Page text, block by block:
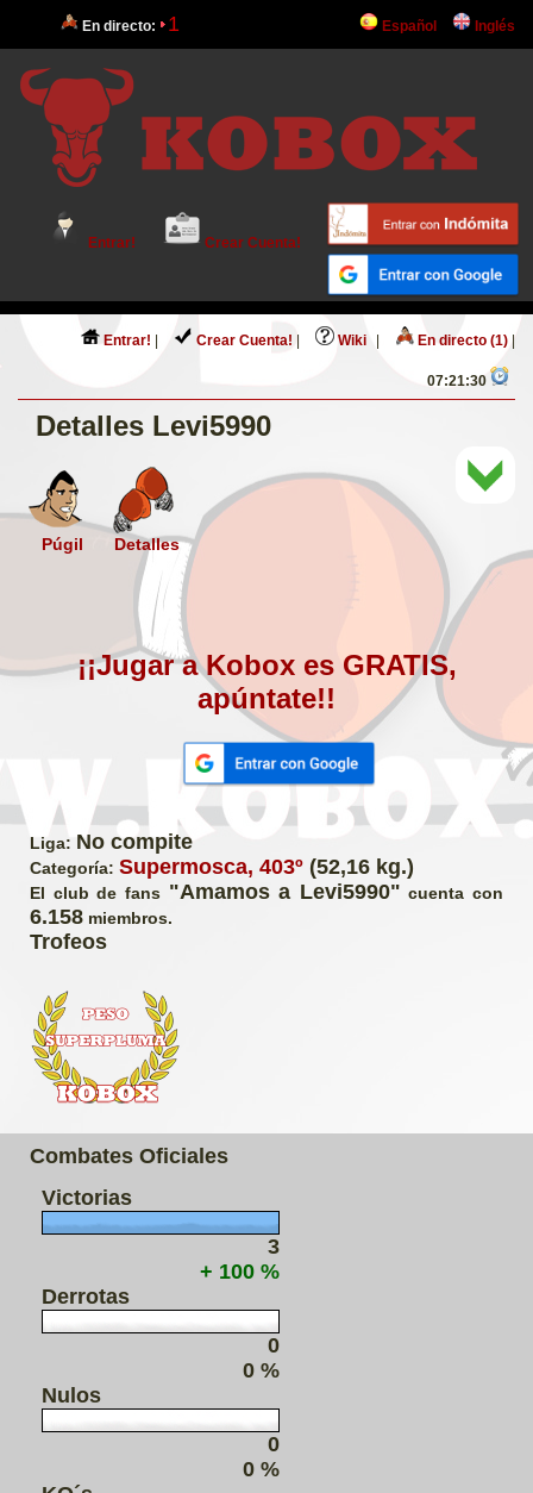
En directo: 1 Español Inglés
Entrar! Crear Cuenta!
Entrar! Crear Cuenta! Wiki En directo (1)
07:21:30
Detalles Levi5990
Púgil Detalles
¡¡Jugar a Kobox es GRATIS,
apúntate!!
Liga: No compite
Categoría: Supermosca, 403º (52,16 kg.)
El club de fans "Amamos a Levi5990" cuenta con
6.158 miembros.
Trofeos
Combates Oficiales
Victorias
3
+ 100 %
Derrotas
0
0 %
Nulos
0
0 %